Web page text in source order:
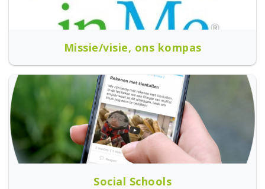
Missie/visie, ons kompas
Social Schools